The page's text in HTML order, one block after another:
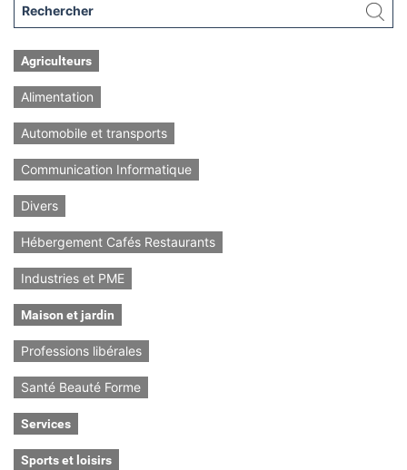
Agriculteurs
Alimentation
Automobile et transports
Communication Informatique
Divers
Hébergement Cafés Restaurants
Industries et PME
Maison et jardin
Professions libérales
Santé Beauté Forme
Services
Sports et loisirs